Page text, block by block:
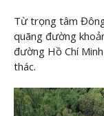
Từ trọng tâm
quãng đường
đường Hồ Chí
thác.